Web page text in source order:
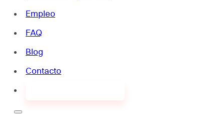
Empleo
FAQ
Blog
Contacto